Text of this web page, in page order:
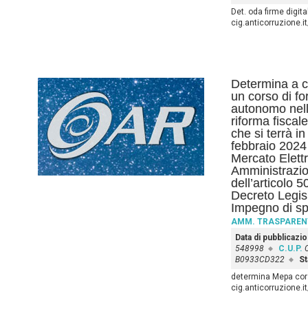
Det. oda firme
Determina a
un corso di
autonomo
riforma
che si terrà
febbraio
Mercato
dell’articolo
Decreto
Impegno di
AMM.
Data di
548998
C.U.P.
B0933CD322
determina Mepa